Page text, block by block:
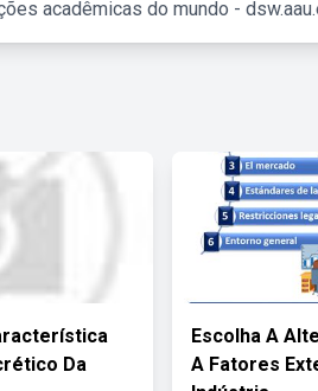
acadêmicas do mundo -
Da
Escolha A
A Fatores